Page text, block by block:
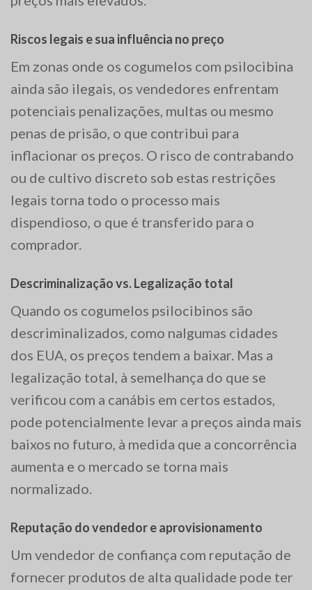
Riscos legais e sua influência no preço
Em zonas onde os cogumelos com psilocibina
ainda são ilegais, os vendedores enfrentam
potenciais penalizações, multas ou mesmo
penas de prisão, o que contribui para
inflacionar os preços. O risco de contrabando
ou de cultivo discreto sob estas restrições
legais torna todo o processo mais
dispendioso, o que é transferido para o
comprador.
Descriminalização vs. Legalização total
Quando os cogumelos psilocibinos são
descriminalizados, como nalgumas cidades
dos EUA, os preços tendem a baixar. Mas a
legalização total, à semelhança do que se
verificou com a canábis em certos estados,
pode potencialmente levar a preços ainda mais
baixos no futuro, à medida que a concorrência
aumenta e o mercado se torna mais
normalizado.
Reputação do vendedor e aprovisionamento
Um vendedor de confiança com reputação de
fornecer produtos de alta qualidade pode ter